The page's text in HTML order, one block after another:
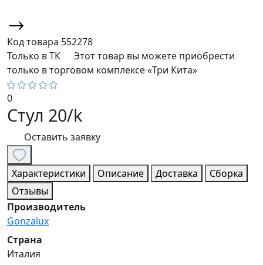
Код товара 552278
Только в ТК
Этот товар вы можете приобрести
только в торговом комплексе «Три Кита»
0
Стул 20/k
Оставить заявку
Характеристики Описание Доставка
Сборка
Отзывы
Производитель
Gonzalux
Страна
Италия